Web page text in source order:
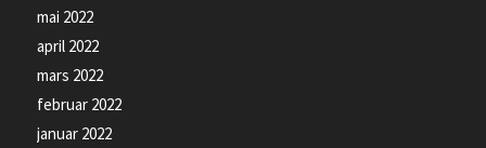
mai 2022
april 2022
mars 2022
februar 2022
januar 2022